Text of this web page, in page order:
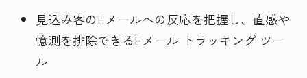
見込み客のEメールへの反応を把握し、直感や
憶測を排除できるEメール トラッキング ツー
ル